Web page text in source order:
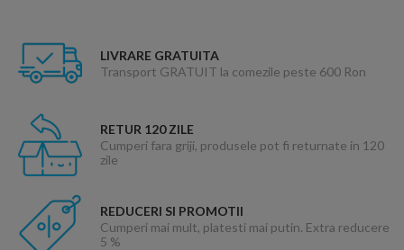
LIVRARE GRATUITA
Transport GRATUIT la comezile peste 600 Ron
RETUR 120 ZILE
Cumperi fara griji, produsele pot fi returnate in 120
zile
REDUCERI SI PROMOTII
Cumperi mai mult, platesti mai putin. Extra reducere
5 %